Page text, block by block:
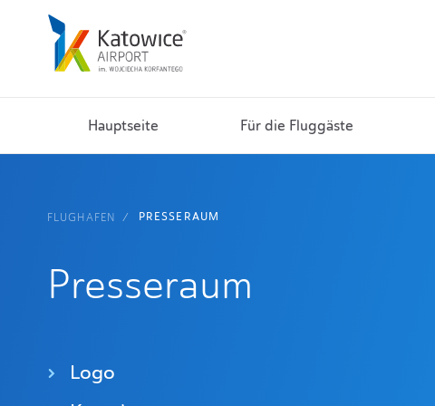
Hauptseite Für die Fluggäste
FLUGHAFEN PRESSERAUM
Presseraum
Logo